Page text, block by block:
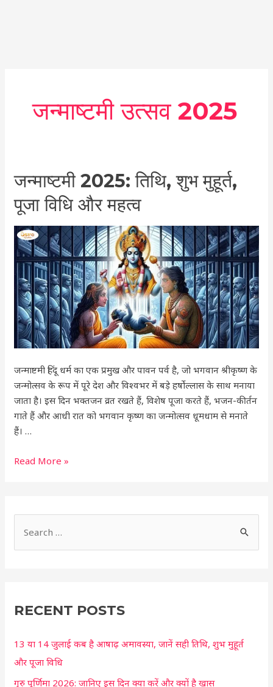
जन्माष्टमी उत्सव 2025
जन्माष्टमी 2025: तिथि, शुभ मुहूर्त,
पूजा विधि और महत्व
जन्माष्टमी हिंदू धर्म का एक प्रमुख और पावन पर्व है, जो भगवान श्रीकृष्ण के
जन्मोत्सव के रूप में पूरे देश और विश्वभर में बड़े हर्षोल्लास के साथ मनाया
जाता है। इस दिन भक्तजन व्रत रखते हैं, विशेष पूजा करते हैं, भजन-कीर्तन
गाते हैं और आधी रात को भगवान कृष्ण का जन्मोत्सव धूमधाम से मनाते
हैं। …
जन्माष्टमी
2025:
तिथि,
मुहूर्त,
पूजा
विधि
और
महत्व
Read More »
e
c
f
o
r
RECENT POSTS
13 या 14 जुलाई कब है आषाढ़ अमावस्या, जानें सही तिथि, शुभ मुहूर्त
और पूजा विधि
गुरु पूर्णिमा 2026: जानिए इस दिन क्या करें और क्यों है खास